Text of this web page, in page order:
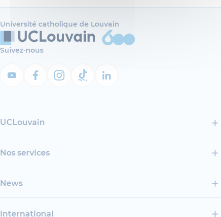
Université catholique de Louvain
Suivez-nous
UCLouvain
Nos services
News
International